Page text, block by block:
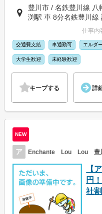
豊川市 / 名鉄豊川線 八
渕駅 車 8分名鉄豊川線
仕事内
交通費支給 車通勤可 エルダ
大学生歓迎 未経験歓迎
キープする 詳
NEW
ア Enchante Lou Lou 豊
【
円
社